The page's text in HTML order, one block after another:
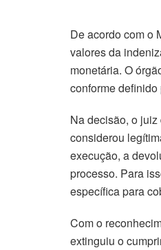
De acordo com o
valores da
monetária. O
conforme
Na decisão, o
considerou
execução, a
processo. Para
específica para
Com o
extinguiu o